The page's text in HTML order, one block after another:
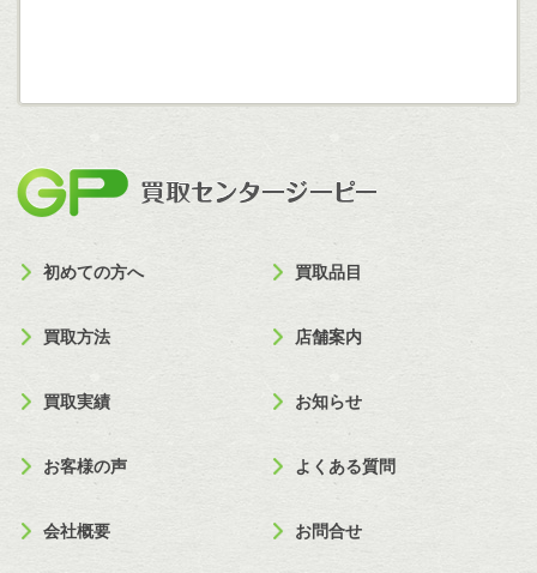
初めての方へ 買取品目
買取方法 店舗案内
買取実績 お知らせ
お客様の声 よくある質問
会社概要 お問合せ